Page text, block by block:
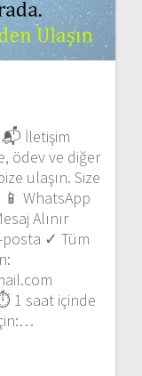
📬 İletişim
ödev ve diğer
ulaşın. Size
WhatsApp
Alınır
posta ✓ Tüm
1 saat içinde